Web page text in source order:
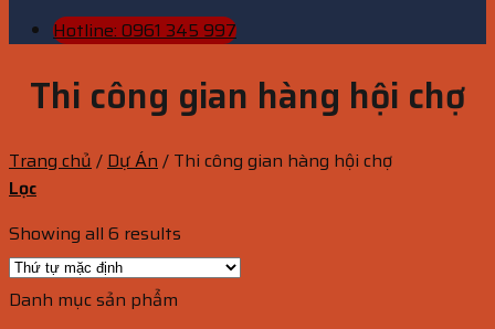
Hotline: 0961 345 997
Thi công gian hàng hội chợ
Trang chủ/Dự Án/ Thi công gian hàng hội chợ
Lọc
Showing all 6 results
Danh mục sản phẩm